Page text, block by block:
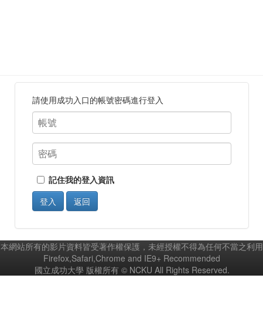
請使用成功入口的帳號密碼進行登入
記住我的登入資訊
登入
返回
本網站所有的影片資料皆受著作權保護，未經授權不得為任何不當之利用
Firefox,Safari,Chrome and IE9+ Recommended
國立成功大學 版權所有 © NCKU All Rights Reserved.